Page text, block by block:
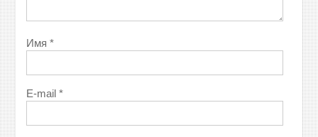
Имя*
E-mail*